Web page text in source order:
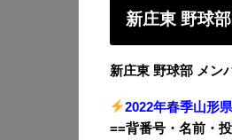
新庄東 野球
新庄東 野球部 メン
2022年春季山形
==背番号・名前・